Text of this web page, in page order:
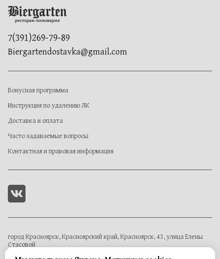
7(391)269-79-89
Biergartendostavka@gmail.com
Бонусная программа
Инструкция по удалению ЛК
Доставка и оплата
Часто задаваемые вопросы
Контактная и правовая информация
город Красноярск, Красноярский край, Красноярск, 43, улица Елены
Стасовой
Красноярский край, Красноярск, проспект 60 Лет Образования СССР